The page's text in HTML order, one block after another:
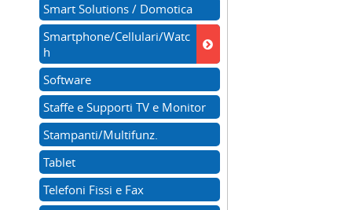
Smart Solutions / Domotica
Smartphone/Cellulari/Watc
h
Software
Staffe e Supporti TV e Monitor
Stampanti/Multifunz.
Tablet
Telefoni Fissi e Fax